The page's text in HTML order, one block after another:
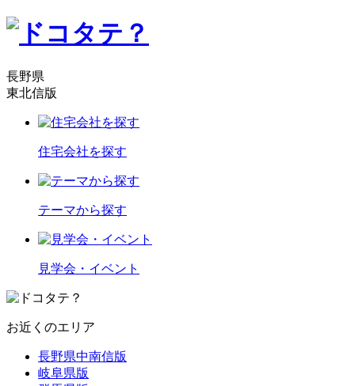
長野県
東北信版
住宅会社を探す
テーマから探す
見学会・イベント
お近くのエリア
長野県中南信版
岐阜県版